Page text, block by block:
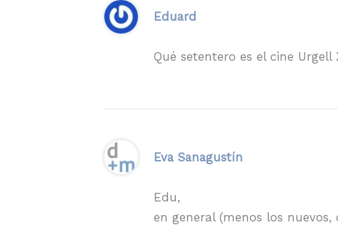
Eduard
Qué setentero es el cine Urgell
Eva Sanagustín
Edu,
en general (menos los